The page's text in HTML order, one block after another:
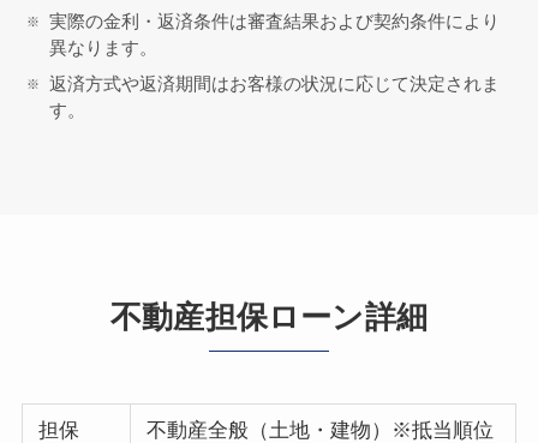
実際の金利・返済条件は審査結果および契約条件により
異なります。
返済方式や返済期間はお客様の状況に応じて決定されま
す。
不動産担保ローン詳細
担保
不動産全般（土地・建物）※抵当順位